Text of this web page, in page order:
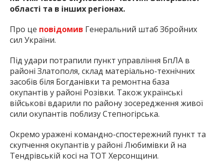
області та в інших регіонах.
Про це повідомив Генеральний штаб Збройних
сил України.
Під удари потрапили пункт управління БпЛА в
районі Златополя, склад матеріально-технічних
засобів біля Богданівки та ремонтна база
окупантів у районі Розівки. Також українські
військові вдарили по району зосередження живої
сили окупантів поблизу Степногірська.
Окремо уражені командно-спостережний пункт та
скупчення окупантів у районі Любимівки й на
Тендрівській косі на ТОТ Херсонщини.